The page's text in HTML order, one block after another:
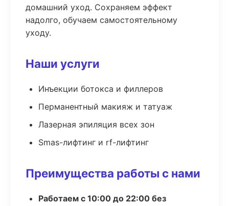
домашний уход. Сохраняем эффект
надолго, обучаем самостоятельному
уходу.
Наши услуги
Инъекции ботокса и филлеров
Перманентный макияж и татуаж
Лазерная эпиляция всех зон
Smas-лифтинг и rf-лифтинг
Преимущества работы с нами
Работаем с 10:00 до 22:00 без